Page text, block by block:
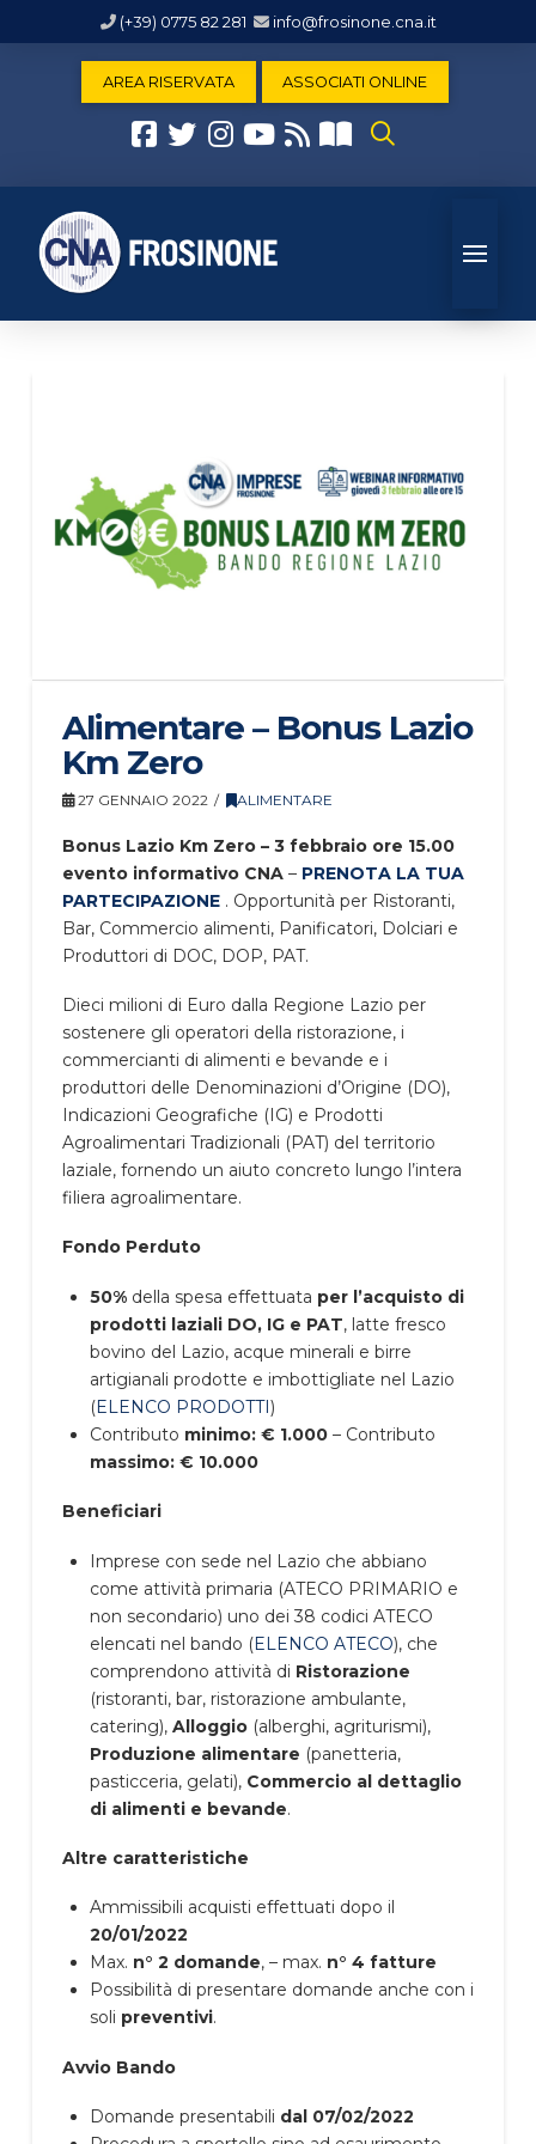
(+39) 0775 82 281 info@frosinone.cna.it
AREA RISERVATA ASSOCIATI ONLINE
Alimentare – Bonus Lazio
Km Zero
27 GENNAIO 2022 ALIMENTARE
Bonus Lazio Km Zero – 3 febbraio ore 15.00
evento informativo CNA– PRENOTA LA TUA
PARTECIPAZIONE . Opportunità per Ristoranti,
Bar, Commercio alimenti, Panificatori, Dolciari e
Produttori di DOC, DOP, PAT.
Dieci milioni di Euro dalla Regione Lazio per
sostenere gli operatori della ristorazione, i
commercianti di alimenti e bevande e i
produttori delle Denominazioni d’Origine (DO),
Indicazioni Geografiche (IG) e Prodotti
Agroalimentari Tradizionali (PAT) del territorio
laziale, fornendo un aiuto concreto lungo l’intera
filiera agroalimentare.
Fondo Perduto
50% della spesa effettuata per l’acquisto di
prodotti laziali DO, IG e PAT, latte fresco
bovino del Lazio, acque minerali e birre
artigianali prodotte e imbottigliate nel Lazio
(ELENCO PRODOTTI)
Contributo minimo: € 1.000 – Contributo
massimo: € 10.000
Beneficiari
Imprese con sede nel Lazio che abbiano
come attività primaria (ATECO PRIMARIO e
non secondario) uno dei 38 codici ATECO
elencati nel bando (ELENCO ATECO), che
comprendono attività di Ristorazione
(ristoranti, bar, ristorazione ambulante,
catering),Alloggio (alberghi, agriturismi),
Produzione alimentare (panetteria,
pasticceria, gelati), Commercio al dettaglio
di alimenti e bevande.
Altre caratteristiche
Ammissibili acquisti effettuati dopo il
20/01/2022
Max. n° 2 domande, – max. n° 4 fatture
Possibilità di presentare domande anche con i
soli preventivi.
Avvio Bando
Domande presentabili dal 07/02/2022